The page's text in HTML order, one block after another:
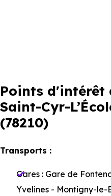
Points d'intérêt
Saint-Cyr-
(78210)
Transports :
Gares : Gare de
Yvelines - Montigny-le-